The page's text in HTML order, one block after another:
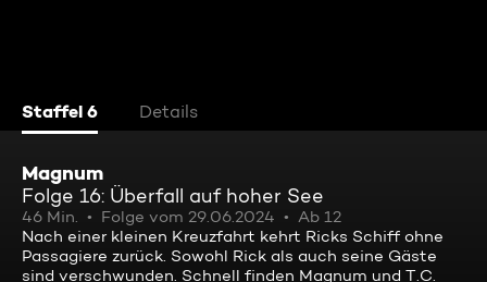
Staffel 6 Details
Magnum
Folge 16: Überfall auf hoher See
46 Min. Folge vom 29.06.2024
Ab 12
Nach einer kleinen Kreuzfahrt kehrt Ricks Schiff ohne
Passagiere zurück. Sowohl Rick als auch seine Gäste
sind verschwunden. Schnell finden Magnum und T.C.